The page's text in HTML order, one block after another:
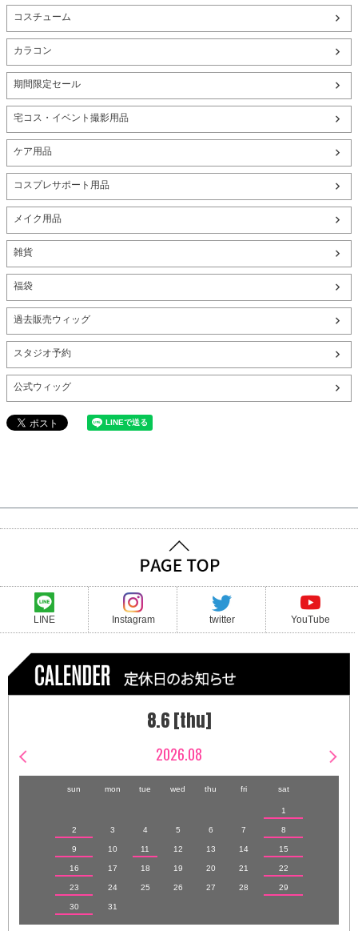
コスチューム
カラコン
期間限定セール
宅コス・イベント撮影用品
ケア用品
コスプレサポート用品
メイク用品
雑貨
福袋
過去販売ウィッグ
スタジオ予約
公式ウィッグ
LINE Instagram twitter YouTube
8.6 [thu]
2026.08
sun mon tue wed thu fri sat
1
2 3 4 5 6 7 8
9 10 11 12 13 14 15
16 17 18 19 20 21 22
23 24 25 26 27 28 29
30 31